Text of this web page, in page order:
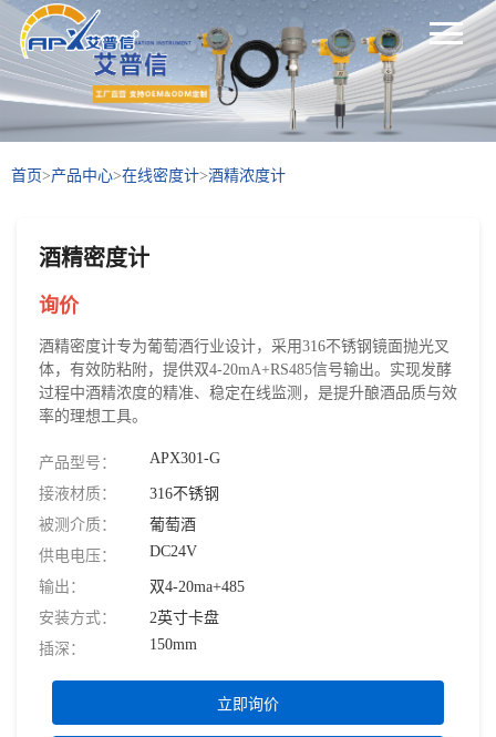
首页>产品中心>在线密度计>酒精浓度计
酒精密度计
询价
酒精密度计专为葡萄酒行业设计，采用316不锈钢镜面抛光叉
体，有效防粘附，提供双4-20mA+RS485信号输出。实现发酵
过程中酒精浓度的精准、稳定在线监测，是提升酿酒品质与效
率的理想工具。
产品型号： APX301-G
接液材质：
316不锈钢
被测介质：
葡萄酒
供电电压：
DC24V
输出：
双4-20ma+485
安装方式：
2英寸卡盘
插深：
150mm
立即询价